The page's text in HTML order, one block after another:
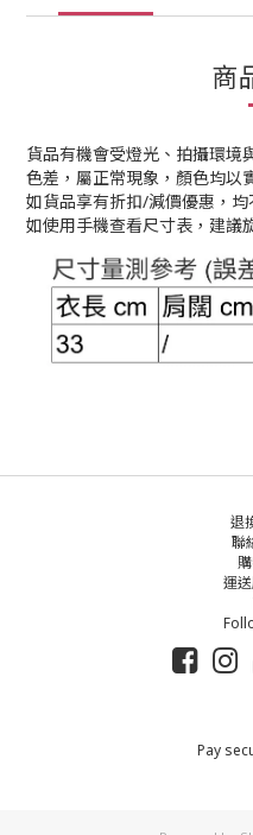
商
貨品有機會受燈光、拍攝環境
色差，屬正常現象，顏色均以
如貨品享有折扣/減價優惠，均
如使用手機查看尺寸表，建議
退
聯
運
Pay